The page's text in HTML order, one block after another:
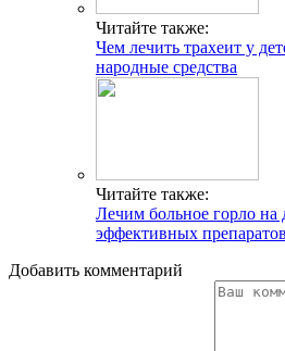
Читайте также:
Чем лечить трахеит у
народные средства
Читайте также:
Лечим больное горло на
эффективных
Добавить комментарий